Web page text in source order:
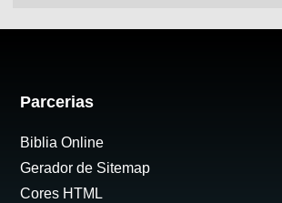
Parcerias
Biblia Online
Gerador de Sitemap
Cores HTML